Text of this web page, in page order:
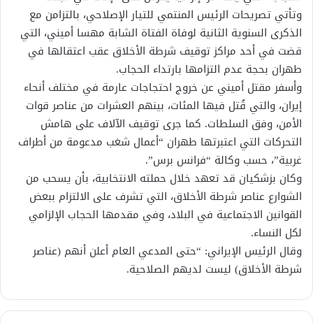
وتأتي تصريحات الرئيس المنتمي للتيار الإصلاحي، بالتزامن مع
الذكرى السنوية الثانية لوفاة الفتاة الشابة مهسا أميني، التي
قضت في أحد مراكز توقيف شرطة الأخلاق عقب اعتقالها في
طهران بحجة عدم التزامها بارتداء الحجاب.
وأسفر مقتل أميني عن خروج احتجاجات عارمة في مختلف أنحاء
إيران، والتي قُتل فيها المئات، بينهم العشرات من عناصر قوات
الأمن، وفق السلطات. كما جرى توقيف الآلاف على هامش
التحركات التي اعتبرتها طهران “أعمال شغب مدعومة من أطراف
غربية”، حسب وكالة “فرانس برس”.
وكان بزشكيان قد تعهد خلال حملته الانتخابية، بأن يسحب من
الشوارع عناصر شرطة الأخلاق، التي تشرف على الالتزام ببعض
القوانين الاجتماعية في البلاد، وفي مقدمها الحجاب الإلزامي
لكل النساء.
وقال الرئيس الإيراني: “حتى المدعي العام أعلن أنهم (عناصر
شرطة الأخلاق) ليست لديهم الصلاحية.